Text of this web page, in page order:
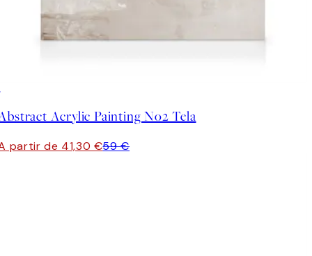
Acrylic Painting No2 Tela
partir de 41,30 €59 €